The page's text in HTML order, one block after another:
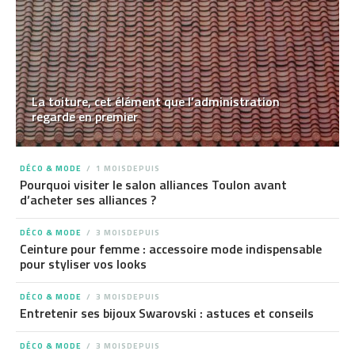
La toiture, cet élément que l’administration
regarde en premier
DÉCO & MODE 1 MOISDEPUIS
Pourquoi visiter le salon alliances Toulon avant
d’acheter ses alliances ?
DÉCO & MODE 3 MOISDEPUIS
Ceinture pour femme : accessoire mode indispensable
pour styliser vos looks
DÉCO & MODE 3 MOISDEPUIS
Entretenir ses bijoux Swarovski : astuces et conseils
DÉCO & MODE 3 MOISDEPUIS